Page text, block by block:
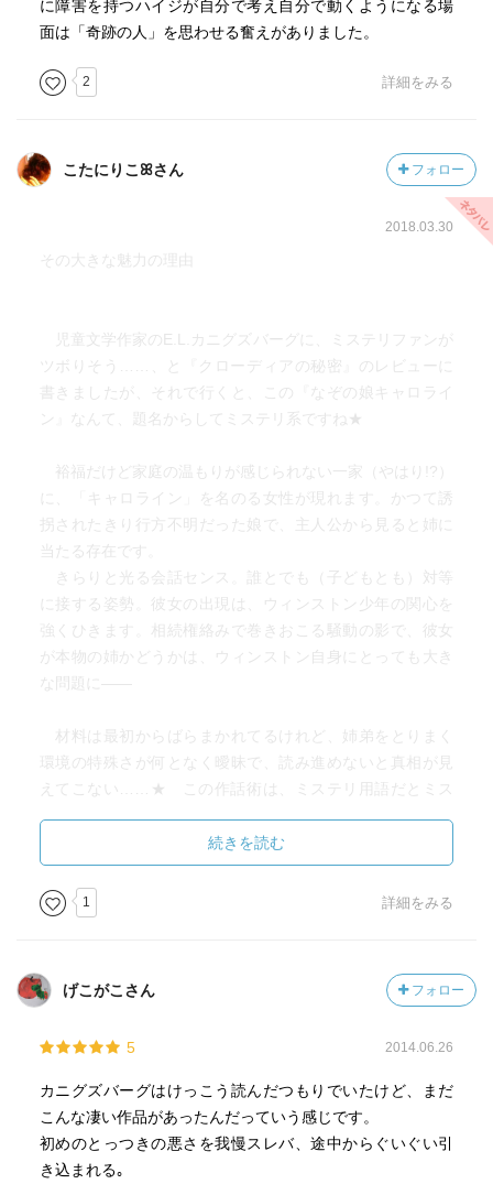
に障害を持つハイジが自分で考え自分で動くようになる場
面は「奇跡の人」を思わせる奮えがありました。
2 詳細をみる
こたにりこꕤさん フォロー
2018.03.30
その大きな魅力の理由
児童文学作家のE.L.カニグズバーグに、ミステリファンが
ツボりそう……、と『クローディアの秘密』のレビューに
書きましたが、それで行くと、この『なぞの娘キャロライ
ン』なんて、題名からしてミステリ系ですね★
裕福だけど家庭の温もりが感じられない一家（やはり!?）
に、「キャロライン」を名のる女性が現れます。かつて誘
拐されたきり行方不明だった娘で、主人公から見ると姉に
当たる存在です。
きらりと光る会話センス。誰とでも（子どもとも）対等
に接する姿勢。彼女の出現は、ウィンストン少年の関心を
強くひきます。相続権絡みで巻きおこる騒動の影で、彼女
が本物の姉かどうかは、ウィンストン自身にとっても大き
な問題に――
材料は最初からばらまかれてるけれど、姉弟をとりまく
環境の特殊さが何となく曖昧で、読み進めないと真相が見
えてこない……★ この作話術は、ミステリ用語だとミス
このキャロライン、カニグズバーグ作品の魅力を体現し
てるような人物だなと思ったことがあります（考えすぎか
もしれないけど……★）。彼女は、相手を立場や年齢で区
るのです。
カニグズバーグの表現も、視点に変な高低差がなく、公
「子供扱いしない」とかかな）。このようなまっすぐさを
備えたものは、大人が子どもへ向けて書いた物語には少な
いと思います。
子どもが周りに求めるのは、目には見えない血のつなが
りよりも、確かに感じられる味方のまなざし……
続きを読む
1 詳細をみる
げこがこさん フォロー
5 2014.06.26
カニグズバーグはけっこう読んだつもりでいたけど、まだ
こんな凄い作品があったんだっていう感じです。
初めのとっつきの悪さを我慢スレバ、途中からぐいぐい引
き込まれる｡